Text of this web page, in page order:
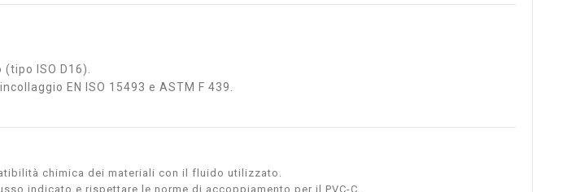
ISO D16).
EN ISO 15493 e ASTM F 439.
chimica dei materiali con il fluido utilizzato.
indicato e rispettare le norme di accoppiamento per il PVC-C.